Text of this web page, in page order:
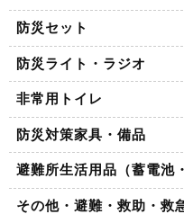
防災セット
防災ライト・ラジオ
非常用トイレ
防災対策家具・備品
避難所生活用品（蓄電池
その他・避難・救助・救